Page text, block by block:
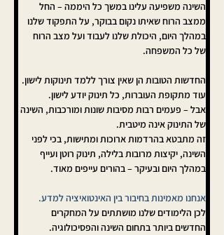
השינה משפיעה עלינו במשך כל היממה – החל
ממצב הרוח שאיתו נקום בבוקר, על התפקוד שלנו
במהלך היום, היכולת שלנו לעבוד ועל מצב הרוח
של כל המשפחה.
החדשות הטובות הן שאין צורך ללמד תינוקות לישון.
עוד מתקופת העוברות, כל תינוק יודע לישון.
אבל – פעמים רבות מסיבות שונות ומורכבות, השינה
של התינוק אינה מיטבית.
זה מתבטא בהרדמות ארוכות ומתישות, בכי לפני
השינה, יקיצות מרובות בלילה, תינוק רוטן ועייף
במהלך היום ובעיקר – בהורים עייפים מאוד.
אנחנו מאמינות בחיבור בין האינטואיציה למדע.
לכן הלימודים שלנו מושתתים על המחקרים
החדשים ביותר בתחום השינה והפסיכולוגיה.